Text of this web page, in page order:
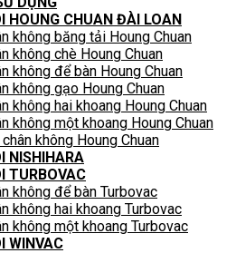
HOUNG CHUAN ĐÀI LOAN
không băng tải Houng Chuan
không chè Houng Chuan
không để bàn Houng Chuan
không gạo Houng Chuan
không hai khoang Houng Chuan
không một khoang Houng Chuan
không Houng Chuan
NISHIHARA
TURBOVAC
không để bàn Turbovac
không hai khoang Turbovac
không một khoang Turbovac
WINVAC